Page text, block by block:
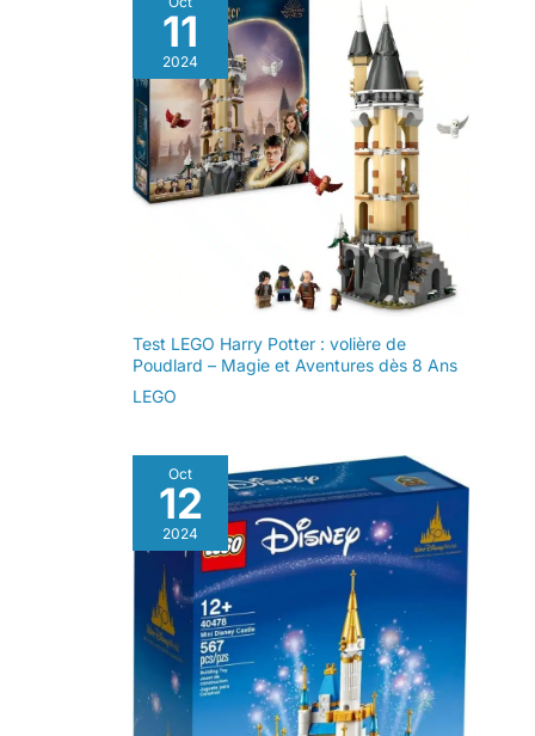
11
2024
Test LEGO Harry Potter : volière de
Poudlard – Magie et Aventures dès 8 Ans
LEGO
Oct
12
2024